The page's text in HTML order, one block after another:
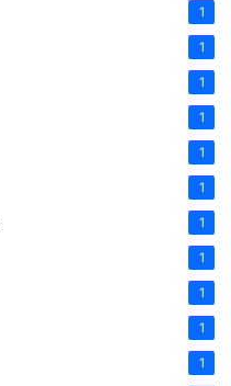
1
1
1
1
1
1
1
1
1
1
1